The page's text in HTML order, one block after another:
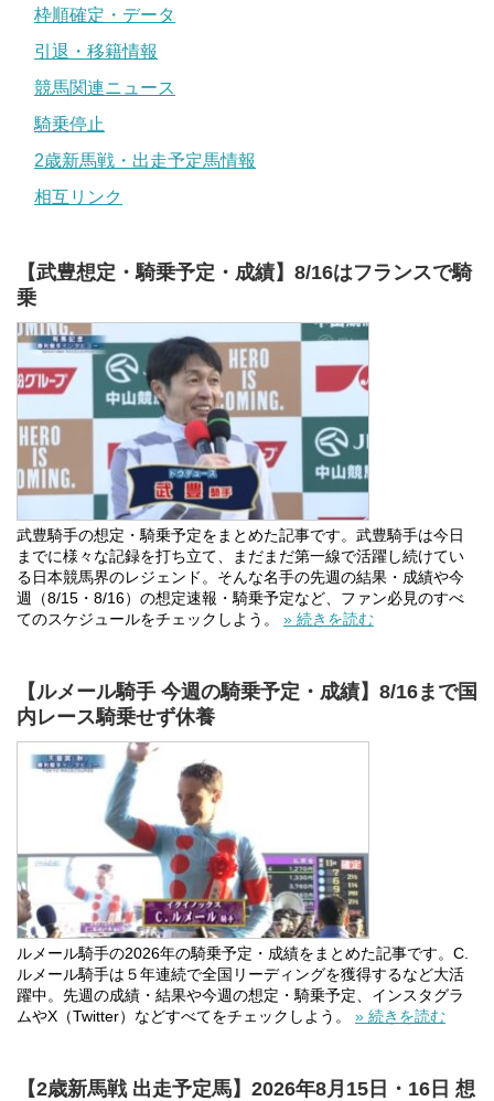
枠順確定・データ
引退・移籍情報
競馬関連ニュース
騎乗停止
2歳新馬戦・出走予定馬情報
相互リンク
【武豊想定・騎乗予定・成績】8/16はフランスで騎
乗
武豊騎手の想定・騎乗予定をまとめた記事です。武豊騎手は今日
までに様々な記録を打ち立て、まだまだ第一線で活躍し続けてい
る日本競馬界のレジェンド。そんな名手の先週の結果・成績や今
週（8/15・8/16）の想定速報・騎乗予定など、ファン必見のすべ
てのスケジュールをチェックしよう。 » 続きを読む
【ルメール騎手 今週の騎乗予定・成績】8/16まで国
内レース騎乗せず休養
ルメール騎手の2026年の騎乗予定・成績をまとめた記事です。C.
ルメール騎手は５年連続で全国リーディングを獲得するなど大活
躍中。先週の成績・結果や今週の想定・騎乗予定、インスタグラ
ムやX（Twitter）などすべてをチェックしよう。 » 続きを読む
【2歳新馬戦 出走予定馬】2026年8月15日・16日 想